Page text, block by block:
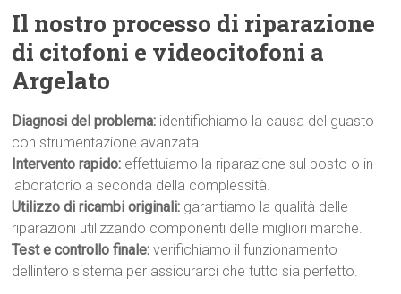
Il nostro processo di riparazione
di citofoni e videocitofoni a
Argelato
Diagnosi del problema: identifichiamo la causa del guasto
con strumentazione avanzata.
Intervento rapido: effettuiamo la riparazione sul posto o in
laboratorio a seconda della complessità.
Utilizzo di ricambi originali: garantiamo la qualità delle
riparazioni utilizzando componenti delle migliori marche.
Test e controllo finale:verifichiamo il funzionamento
dellintero sistema per assicurarci che tutto sia perfetto.